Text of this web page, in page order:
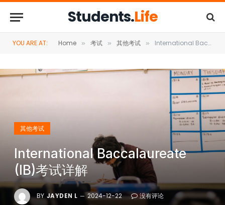
Students.Life
YOU ARE AT: Home » 考试 » 其他考试 » International Baccalaureate (IB)考试详解
其他考试
International Baccalaureate
(IB)考试详解
BY JAYDEN L 2024-12-22
没有评论